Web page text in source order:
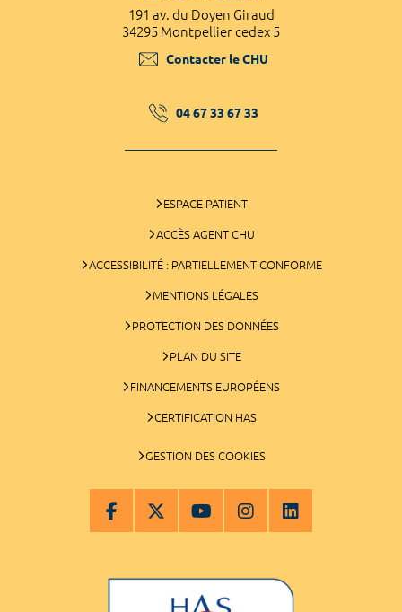
191 av. du Doyen Giraud
34295 Montpellier cedex 5
Contacter le CHU
04 67 33 67 33
ESPACE PATIENT
ACCÈS AGENT CHU
ACCESSIBILITÉ : PARTIELLEMENT CONFORME
MENTIONS LÉGALES
PROTECTION DES DONNÉES
PLAN DU SITE
FINANCEMENTS EUROPÉENS
CERTIFICATION HAS
GESTION DES COOKIES